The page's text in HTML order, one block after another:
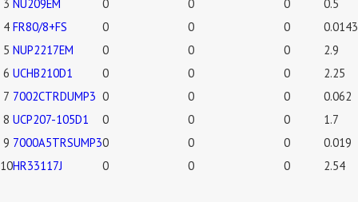
3 NU209EM 0 0 0
0.5
4 FR80/8+FS 0 0 0
0.0143
5 NUP2217EM 0 0 0
2.9
6 UCHB210D1 0 0 0
2.25
7 7002CTRDUMP3 0 0 0
0.062
8 UCP207-105D1 0 0 0
1.7
9 7000A5TRSUMP30 0 0
0.019
10HR33117J 0 0 0 2.54